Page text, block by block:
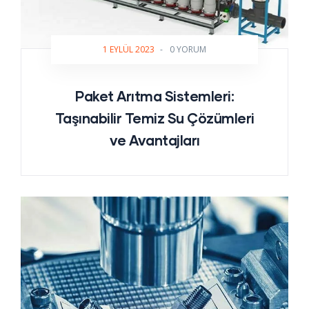
1 EYLÜL 2023 - 0 YORUM
Paket Arıtma Sistemleri:
Taşınabilir Temiz Su Çözümleri
ve Avantajları